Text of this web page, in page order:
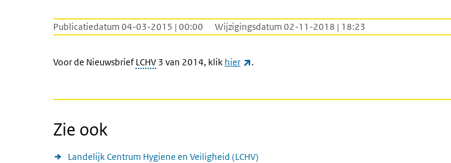
Publicatiedatum 04-03-2015 | 00:00 Wijzigingsdatum 02-11-2018 | 18:23
Voor de NieuwsbriefLCHV 3 van 2014, klik hier (externe link)
.
Zie ook
Landelijk Centrum Hygiene en Veiligheid (LCHV)